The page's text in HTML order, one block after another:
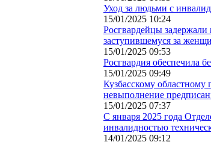
Уход за людьми с
15/01/2025 10:24
Росгвардейцы
заступившемуся за
15/01/2025 09:53
Росгвардия обеспечила
15/01/2025 09:49
Кузбасскому областному
невыполнение
15/01/2025 07:37
С января 2025 года
инвалидностью
14/01/2025 09:12